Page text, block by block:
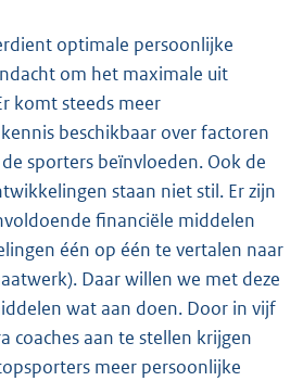
optimale persoonlijke
om het maximale uit
komt steeds meer
beschikbaar over factoren
sporters beïnvloeden. Ook de
staan niet stil. Er zijn
financiële middelen
één op één te vertalen naar
Daar willen we met deze
wat aan doen. Door in vijf
coaches aan te stellen krijgen
meer persoonlijke